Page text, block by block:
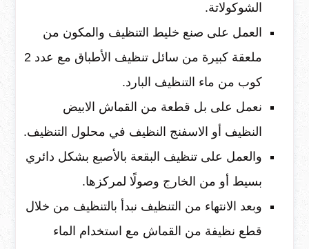
الشوكولاتة.
العمل على صنع خليط التنظيف والمكون من
ملعقة كبيرة من سائل تنظيف الأطباق مع عدد 2
كوب من ماء التنظيف البارد.
نعمل على بل قطعة من القماش الابيض
النظيف أو الاسفنج النظيف في محلول التنظيف.
والعمل على تنظيف البقعة بالأصبع بشكل دائري
بسيط أو من الخارج وصولًا لمركزها.
وبعد الانتهاء من التنظيف نبدأ بالتنظيف من خلال
قطع نظيفة من القماش مع استخدام الماء